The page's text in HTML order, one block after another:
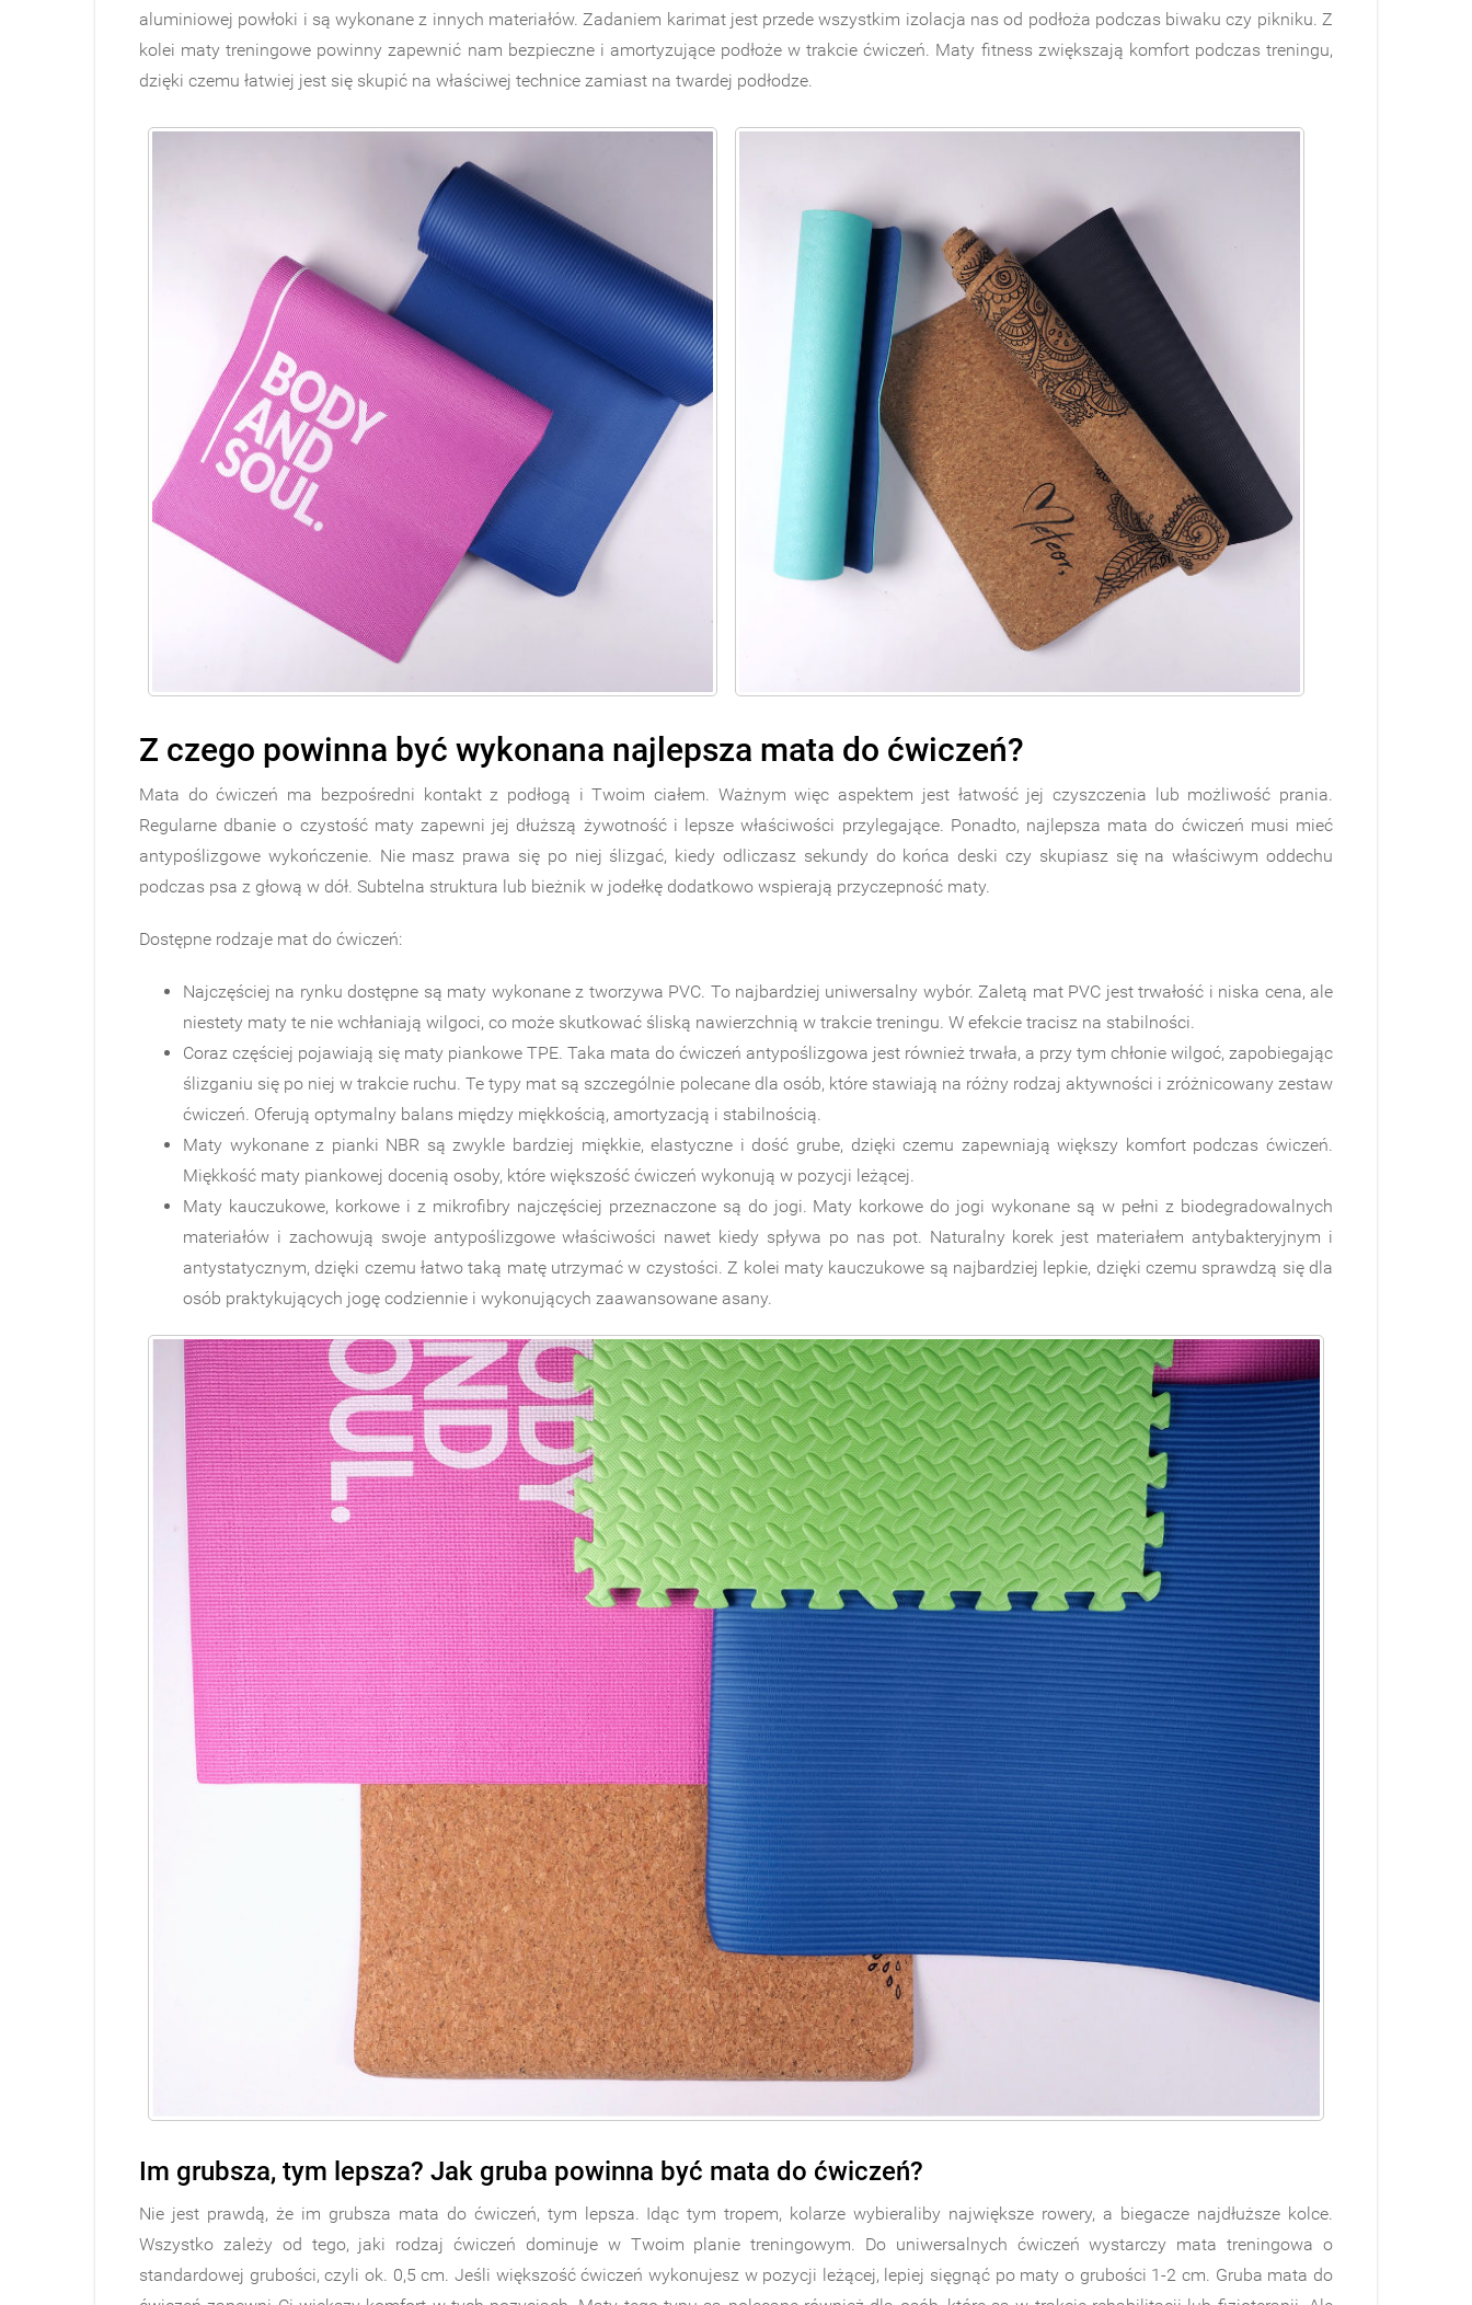
aluminiowej powłoki i są wykonane z innych materiałów. Zadaniem karimat jest przede wszystkim izolacja nas od podłoża podczas biwaku czy pikniku. Z
kolei maty treningowe powinny zapewnić nam bezpieczne i amortyzujące podłoże w trakcie ćwiczeń. Maty fitness zwiększają komfort podczas treningu,
dzięki czemu łatwiej jest się skupić na właściwej technice zamiast na twardej podłodze.
Z czego powinna być wykonana najlepsza mata do ćwiczeń?
Mata do ćwiczeń ma bezpośredni kontakt z podłogą i Twoim ciałem. Ważnym więc aspektem jest łatwość jej czyszczenia lub możliwość prania.
Regularne dbanie o czystość maty zapewni jej dłuższą żywotność i lepsze właściwości przylegające. Ponadto, najlepsza mata do ćwiczeń musi mieć
antypoślizgowe wykończenie. Nie masz prawa się po niej ślizgać, kiedy odliczasz sekundy do końca deski czy skupiasz się na właściwym oddechu
podczas psa z głową w dół. Subtelna struktura lub bieżnik w jodełkę dodatkowo wspierają przyczepność maty.
Dostępne rodzaje mat do ćwiczeń:
Najczęściej na rynku dostępne są maty wykonane z tworzywa PVC. To najbardziej uniwersalny wybór. Zaletą mat PVC jest trwałość i niska cena, ale
niestety maty te nie wchłaniają wilgoci, co może skutkować śliską nawierzchnią w trakcie treningu. W efekcie tracisz na stabilności.
Coraz częściej pojawiają się maty piankowe TPE. Taka mata do ćwiczeń antypoślizgowa jest również trwała, a przy tym chłonie wilgoć, zapobiegając
ślizganiu się po niej w trakcie ruchu. Te typy mat są szczególnie polecane dla osób, które stawiają na różny rodzaj aktywności i zróżnicowany zestaw
ćwiczeń. Oferują optymalny balans między miękkością, amortyzacją i stabilnością.
Maty wykonane z pianki NBR są zwykle bardziej miękkie, elastyczne i dość grube, dzięki czemu zapewniają większy komfort podczas ćwiczeń.
Miękkość maty piankowej docenią osoby, które większość ćwiczeń wykonują w pozycji leżącej.
Maty kauczukowe, korkowe i z mikrofibry najczęściej przeznaczone są do jogi. Maty korkowe do jogi wykonane są w pełni z biodegradowalnych
materiałów i zachowują swoje antypoślizgowe właściwości nawet kiedy spływa po nas pot. Naturalny korek jest materiałem antybakteryjnym i
antystatycznym, dzięki czemu łatwo taką matę utrzymać w czystości. Z kolei maty kauczukowe są najbardziej lepkie, dzięki czemu sprawdzą się dla
osób praktykujących jogę codziennie i wykonujących zaawansowane asany.
Im grubsza, tym lepsza? Jak gruba powinna być mata do ćwiczeń?
Nie jest prawdą, że im grubsza mata do ćwiczeń, tym lepsza. Idąc tym tropem, kolarze wybieraliby największe rowery, a biegacze najdłuższe kolce.
Wszystko zależy od tego, jaki rodzaj ćwiczeń dominuje w Twoim planie treningowym. Do uniwersalnych ćwiczeń wystarczy mata treningowa o
standardowej grubości, czyli ok. 0,5 cm. Jeśli większość ćwiczeń wykonujesz w pozycji leżącej, lepiej sięgnąć po maty o grubości 1-2 cm. Gruba mata do